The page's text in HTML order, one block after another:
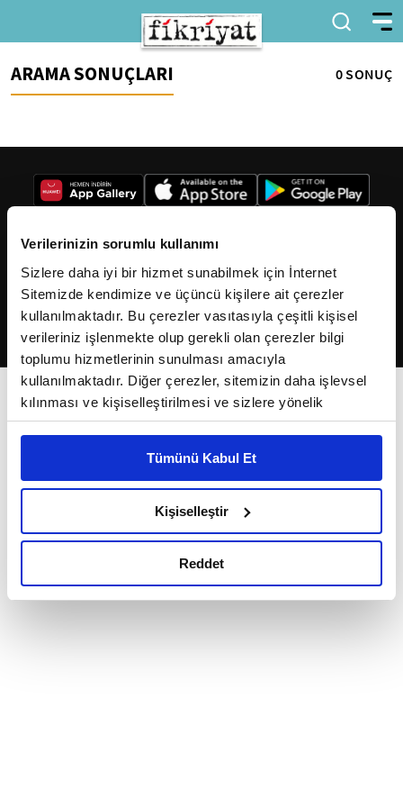
Verilerinizin sorumlu kullanımı
Sizlere daha iyi bir hizmet sunabilmek için İnternet
Sitemizde kendimize ve üçüncü kişilere ait çerezler
kullanılmaktadır. Bu çerezler vasıtasıyla çeşitli kişisel
verileriniz işlenmekte olup gerekli olan çerezler bilgi
toplumu hizmetlerinin sunulması amacıyla
kullanılmaktadır. Diğer çerezler, sitemizin daha işlevsel
kılınması ve kişiselleştirilmesi ve sizlere yönelik
reklam/pazarlama faaliyetlerinin yapılması, amaçlarıyla
Çerezlere ilişkin tercihlerinizi çerez paneli vasıtasıyla
belirleyebilirsiniz. Çerezlere ilişkin detaylı bilgi için
Ayarlar butonuna tıklayabilir,Çerez Bilgilendirme
Metnimizi ziyaret edebilirsiniz.
okumak ve sitemizi ziyaretiniz kapsamında
Tümünü Kabul Et
Kişiselleştir
Reddet
ARAMA SONUÇLARI 0 SONUÇ
2026Fikriyat. Tüm hakları saklıdır.